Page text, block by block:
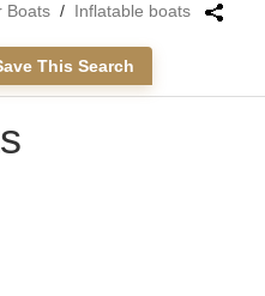
Boats / Inflatable boats
This Search